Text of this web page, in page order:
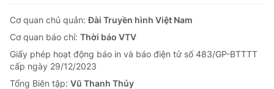
Cơ quan chủ quản:Đài Truyền hình Việt Nam
Cơ quan báo chí: Thời báo VTV
Giấy phép hoạt động báo in và báo điện tử số 483/GP-BTTTT
cấp ngày 29/12/2023
Tổng Biên tập: Vũ Thanh Thủy